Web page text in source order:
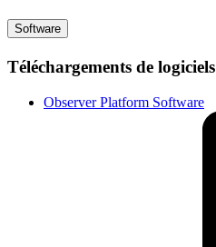
Software
Téléchargements de logiciels
Observer Platform Software